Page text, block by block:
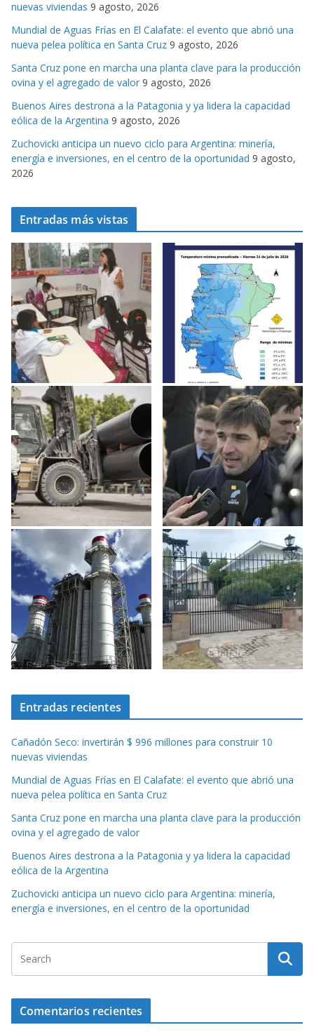
r
i
a
s
nuevas viviendas 9 agosto, 2026
Mundial de Aguas Frías en El Calafate: el evento que abrió una
nueva pelea política en Santa Cruz 9 agosto, 2026
Santa Cruz pone en marcha una planta clave para la producción
ovina y el agregado de valor 9 agosto, 2026
Buenos Aires destrona a la Patagonia y ya lidera la capacidad
eólica de la Argentina 9 agosto, 2026
Zuchovicki anticipa un nuevo ciclo para Argentina: minería,
energía e inversiones, en el centro de la oportunidad 9 agosto,
2026
Entradas más vistas
Entradas recientes
Cañadón Seco: invertirán $ 996 millones para construir 10
nuevas viviendas
Mundial de Aguas Frías en El Calafate: el evento que abrió una
nueva pelea política en Santa Cruz
Santa Cruz pone en marcha una planta clave para la producción
ovina y el agregado de valor
Buenos Aires destrona a la Patagonia y ya lidera la capacidad
eólica de la Argentina
Zuchovicki anticipa un nuevo ciclo para Argentina: minería,
energía e inversiones, en el centro de la oportunidad
Comentarios recientes